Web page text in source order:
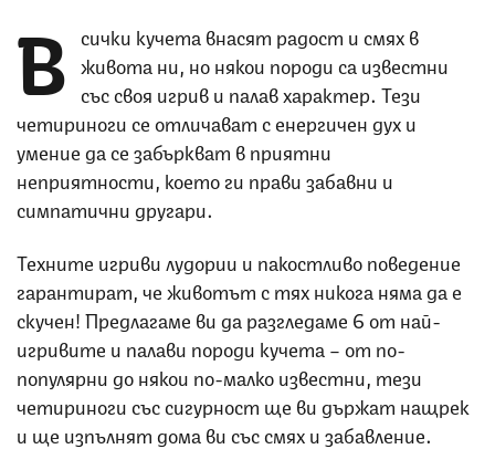
В сички кучета внасят радост и смях в
живота ни, но някои породи са известни
със своя игрив и палав характер. Тези
четириноги се отличават с енергичен дух и
умение да се забъркват в приятни
неприятности, което ги прави забавни и
симпатични другари.
Техните игриви лудории и пакостливо поведение
гарантират, че животът с тях никога няма да е
скучен! Предлагаме ви да разгледаме 6 от най-
игривите и палави породи кучета – от по-
популярни до някои по-малко известни, тези
четириноги със сигурност ще ви държат нащрек
и ще изпълнят дома ви със смях и забавление.